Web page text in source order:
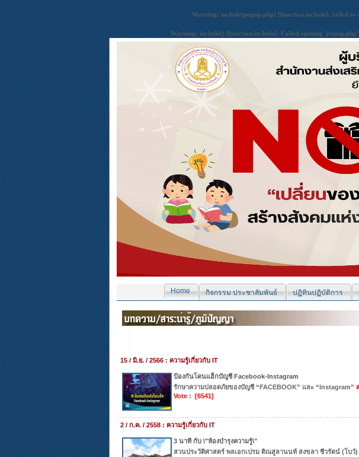
Warning: include(popup.php) [function.include]: failed to
Warning: include() [function.include]: Failed opening
Home กิจกรรม ประชาสัมพันธ์ ปฏิทินปฏิบัติการ
15 / มิ.ย. / 2566 : ความรู้เกี่ยวกับ IT
ป้องกันโดนแฮ็กบัญชี Facebook-Instagram
รักษาความปลอดภัยของบัญชี “FACEBOOK” และ “Instagram”
Vote : [6541]
2 / ก.ค. / 2558 : ความรู้เกี่ยวกับ IT
3 นาที กับ \"ห้องบำรุงความรู้\"
สวนประวัติศาสตร์ พลเอกเปรม ติณสูลานนท์ สงขลา ชีวรัตน์ (โบว์)